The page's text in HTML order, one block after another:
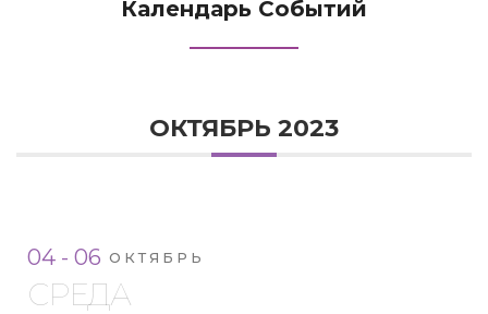
Календарь Событий
ОКТЯБРЬ 2023
04 - 06 ОКТЯБРЬ
СРЕДА